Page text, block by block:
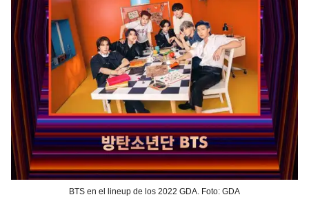
BTS en el lineup de los 2022 GDA. Foto: GDA